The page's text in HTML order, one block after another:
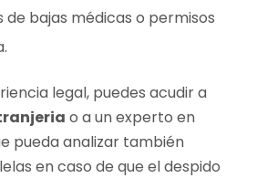
bajas médicas o permisos
legal, puedes acudir a
o a un experto en
pueda analizar también
en caso de que el despido